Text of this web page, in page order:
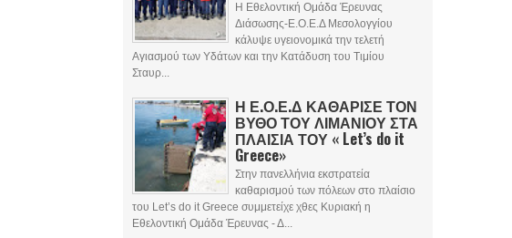
Η Εθελοντική Ομάδα Έρευνας
Διάσωσης-Ε.Ο.Ε.Δ Μεσολογγίου
κάλυψε υγειονομικά την τελετή
Αγιασμού των Υδάτων και την Κατάδυση του Τιμίου
Σταυρ...
Η Ε.Ο.Ε.Δ ΚΑΘΑΡΙΣΕ ΤΟΝ
ΒΥΘΟ ΤΟΥ ΛΙΜΑΝΙΟΥ ΣΤΑ
ΠΛΑΙΣΙΑ ΤΟΥ « Let’s do it
Greece»
Στην πανελλήνια εκστρατεία
καθαρισμού των πόλεων στο πλαίσιο
του Let’s do it Greece συμμετείχε χθες Κυριακή η
Εθελοντική Ομάδα Έρευνας - Δ...